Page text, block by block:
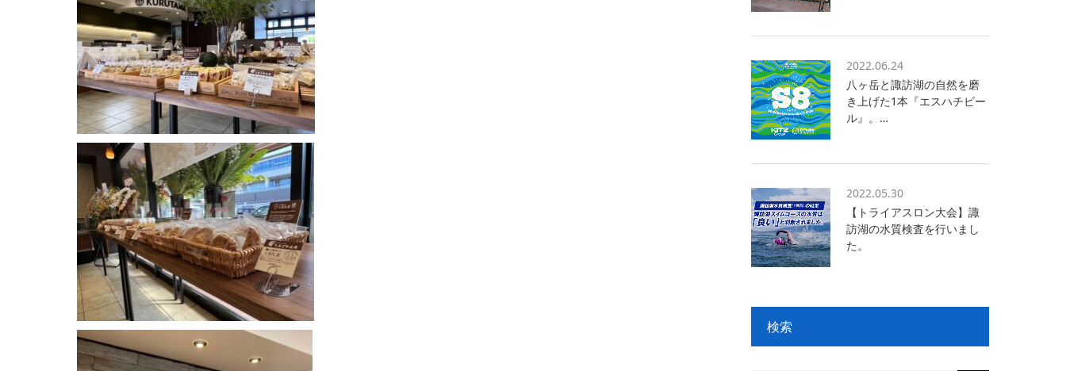
2022.06.24
八ヶ岳と諏訪湖の自然を磨
き上げた1本『エスハチビー
ル』。…
2022.05.30
【トライアスロン大会】諏
訪湖の水質検査を行いまし
た。
検索